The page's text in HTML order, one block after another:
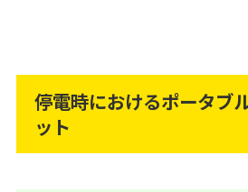
停電時におけるポータブ
ット